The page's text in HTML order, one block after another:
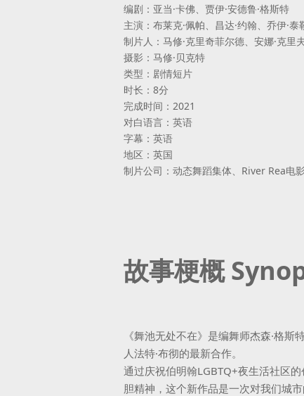
编剧：亚当·卡佛、贾伊·安德鲁·格斯特
主演：布莱克·佩帕、昌达·约翰、乔伊·泰
制片人：马修·克里奇菲尔德、安娜·克里
摄影：马修·贝克特
类型：剧情短片
时长：8分
完成时间：2021
对白语言：英语
字幕：英语
地区：英国
制片公司：动态舞蹈集体、River Rea电影
故事梗概
《舞池无处不在》是编舞师杰森·格斯
人法特·布彻的最新合作。
通过庆祝伯明翰LGBTQ+夜生活社区
胆精神，这个新作品是一次对我们城